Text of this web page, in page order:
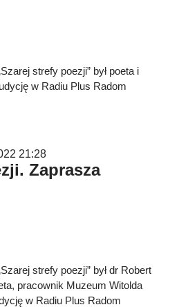
strefy poezji” był poeta i
w Radiu Plus Radom
21:28
Zaprasza
strefy poezji” był dr Robert
pracownik Muzeum Witolda
w Radiu Plus Radom